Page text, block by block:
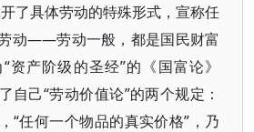
了具体劳动的特殊形式，宣称任
动——劳动一般，都是国民财富
资产阶级的圣经”的《国富论》
自己“劳动价值论”的两个规定：
“任何一个物品的真实价格”，乃